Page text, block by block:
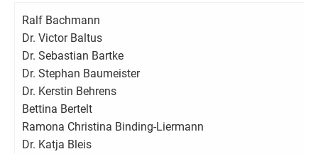
Ralf Bachmann
Dr. Victor Baltus
Dr. Sebastian Bartke
Dr. Stephan Baumeister
Dr. Kerstin Behrens
Bettina Bertelt
Ramona Christina Binding-Liermann
Dr. Katja Bleis